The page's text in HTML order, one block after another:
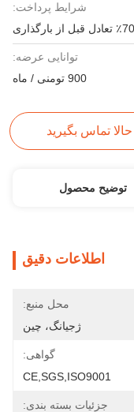
شرایط پرداخت:
توانایی عرضه:
900 تومنی / ماه
حالا تماس بگیرید
توضیح محصول
اطلاعات دقیق
محل منبع:
ژجیانگ، چین
گواهی:
CE,SGS,ISO9001
جزئیات بسته بندی: